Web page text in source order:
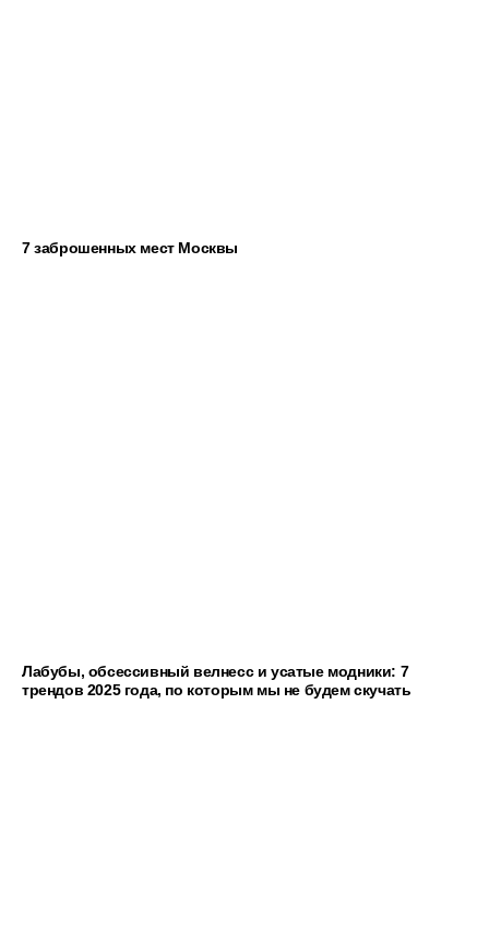
7 заброшенных мест Москвы
Лабубы, обсессивный велнесс и усатые модники: 7
трендов 2025 года, по которым мы не будем скучать